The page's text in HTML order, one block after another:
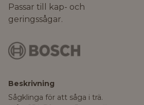
Passar till kap- och
geringssågar.
Beskrivning
Sågklinga för att såga i trä.